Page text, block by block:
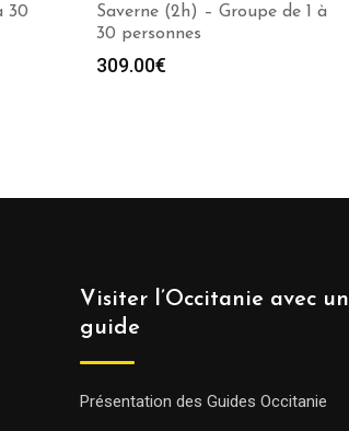
30
Saverne (2h) – Groupe de 1 à
30 personnes
309.00€
Visiter l’Occitanie avec un
guide
Présentation des Guides Occitanie